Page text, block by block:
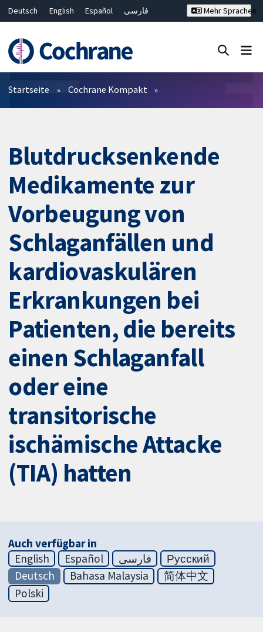
Deutsch English Español
فارسی
Bahasa Malaysia
ไทย
繁體中文
简体中文
Mehr Sprachen
Filter
Startseite Cochrane Kompakt
Blutdrucksenkende
Medikamente zur
Vorbeugung von
Schlaganfällen und
kardiovaskulären
Erkrankungen bei
Patienten, die bereits
einen Schlaganfall
oder eine
transitorische
ischämische Attacke
(TIA) hatten
Auch verfügbar in
English
Español فارسی
Русский
Deutsch
Bahasa Malaysia
简体中文
Polski